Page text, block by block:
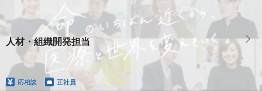
人材・組織開発担当
応相談 正社員